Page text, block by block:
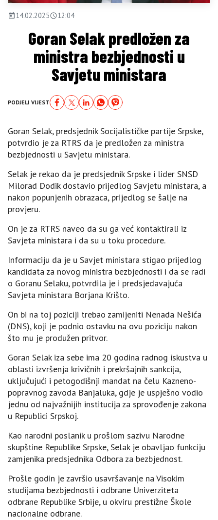
14.02.2025 12:04
Goran Selak predložen za
ministra bezbjednosti u
Savjetu ministara
PODJELI VIJEST
Goran Selak, predsjednik Socijalističke partije Srpske,
potvrdio je za RTRS da je predložen za ministra
bezbjednosti u Savjetu ministara.
Selak je rekao da je predsjednik Srpske i lider SNSD
Milorad Dodik dostavio prijedlog Savjetu ministara, a
nakon popunjenih obrazaca, prijedlog se šalje na
provjeru.
On je za RTRS naveo da su ga već kontaktirali iz
Savjeta ministara i da su u toku procedure.
Informaciju da je u Savjet ministara stigao prijedlog
kandidata za novog ministra bezbjednosti i da se radi
o Goranu Selaku, potvrdila je i predsjedavajuća
Savjeta ministara Borjana Krišto.
On bi na toj poziciji trebao zamijeniti Nenada Nešića
(DNS), koji je podnio ostavku na ovu poziciju nakon
što mu je produžen pritvor.
Goran Selak iza sebe ima 20 godina radnog iskustva u
oblasti izvršenja krivičnih i prekršajnih sankcija,
uključujući i petogodišnji mandat na čelu Kazneno-
popravnog zavoda Banjaluka, gdje je uspješno vodio
jednu od najvažnijih institucija za sprovođenje zakona
u Republici Srpskoj.
Kao narodni poslanik u prošlom sazivu Narodne
skupštine Republike Srpske, Selak je obavljao funkciju
zamjenika predsjednika Odbora za bezbjednost.
Prošle godin je završio usavršavanje na Visokim
studijama bezbjednosti i odbrane Univerziteta
odbrane Republike Srbije, u okviru prestižne Škole
nacionalne odbrane.